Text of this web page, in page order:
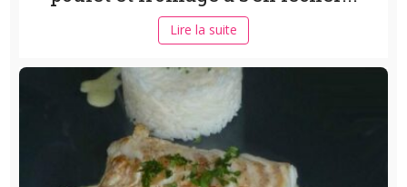
Lire la suite